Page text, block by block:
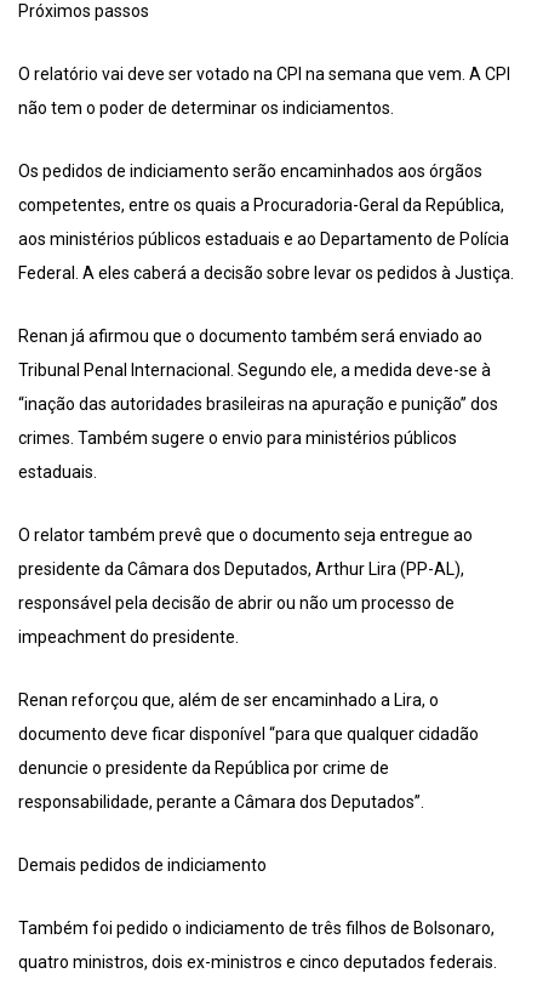
Próximos passos
O relatório vai deve ser votado na CPI na semana que vem. A CPI
não tem o poder de determinar os indiciamentos.
Os pedidos de indiciamento serão encaminhados aos órgãos
competentes, entre os quais a Procuradoria-Geral da República,
aos ministérios públicos estaduais e ao Departamento de Polícia
Federal. A eles caberá a decisão sobre levar os pedidos à Justiça.
Renan já afirmou que o documento também será enviado ao
Tribunal Penal Internacional. Segundo ele, a medida deve-se à
“inação das autoridades brasileiras na apuração e punição” dos
crimes. Também sugere o envio para ministérios públicos
estaduais.
O relator também prevê que o documento seja entregue ao
presidente da Câmara dos Deputados, Arthur Lira (PP-AL),
responsável pela decisão de abrir ou não um processo de
impeachment do presidente.
Renan reforçou que, além de ser encaminhado a Lira, o
documento deve ficar disponível “para que qualquer cidadão
denuncie o presidente da República por crime de
responsabilidade, perante a Câmara dos Deputados”.
Demais pedidos de indiciamento
Também foi pedido o indiciamento de três filhos de Bolsonaro,
quatro ministros, dois ex-ministros e cinco deputados federais.